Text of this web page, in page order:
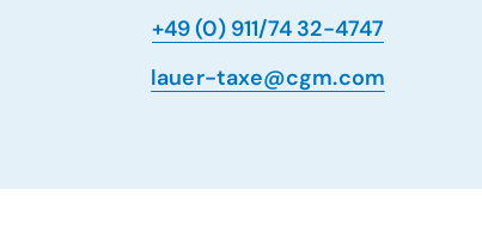
+49 (0) 911/74 32-4747
lauer-taxe@cgm.com